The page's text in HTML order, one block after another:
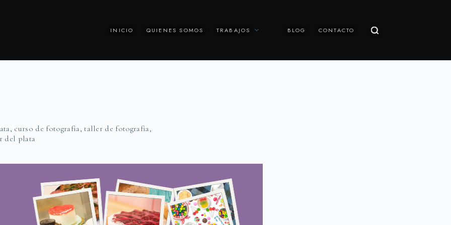
INICIO QUIENES SOMOS TRABAJOS BLOG CONTACTO
, curso de fotografia,taller de fotografia,
del plata